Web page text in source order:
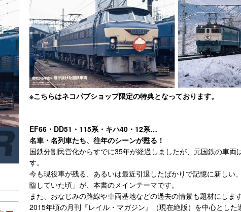
※こちらはネコパブショップ限定の特典となっております。
EF66・DD51・115系・キハ40・12系…
名車・名列車たち、往年のシーンが甦る！
国鉄分割民営化からすでに35年が経過しましたが、元国鉄の車
す。
今も現役車が残る、あるいは最近引退したばかりで記憶に新しい
臨していた頃」が、本書のメインテーマです。
また、おなじみの路線や車両基地などの過去の情景も題材にします
2015年頃の月刊『レイル・マガジン』（現在絶版）を中心とし